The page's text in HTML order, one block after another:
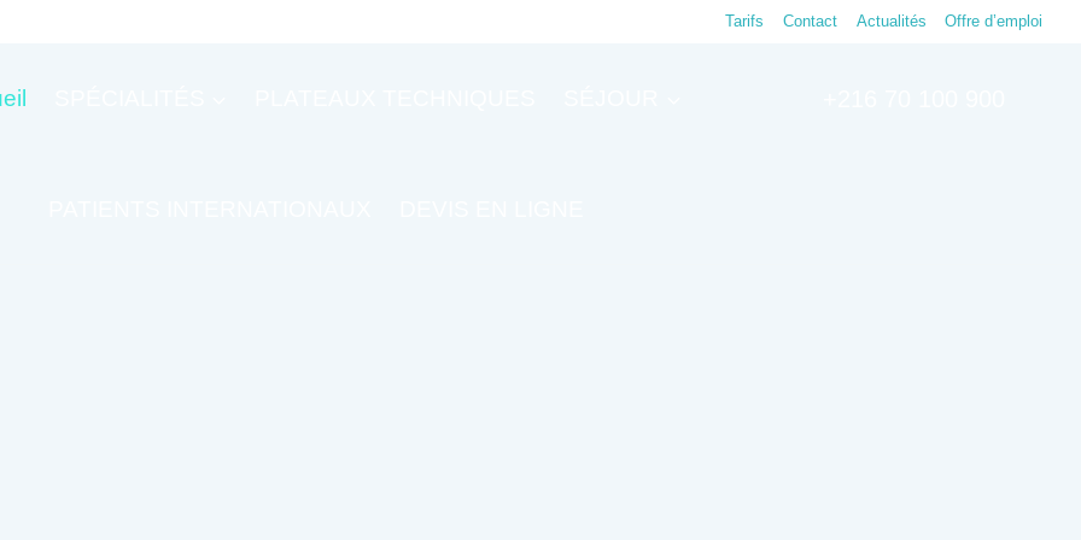
Tarifs Contact Actualités Offre d’emploi